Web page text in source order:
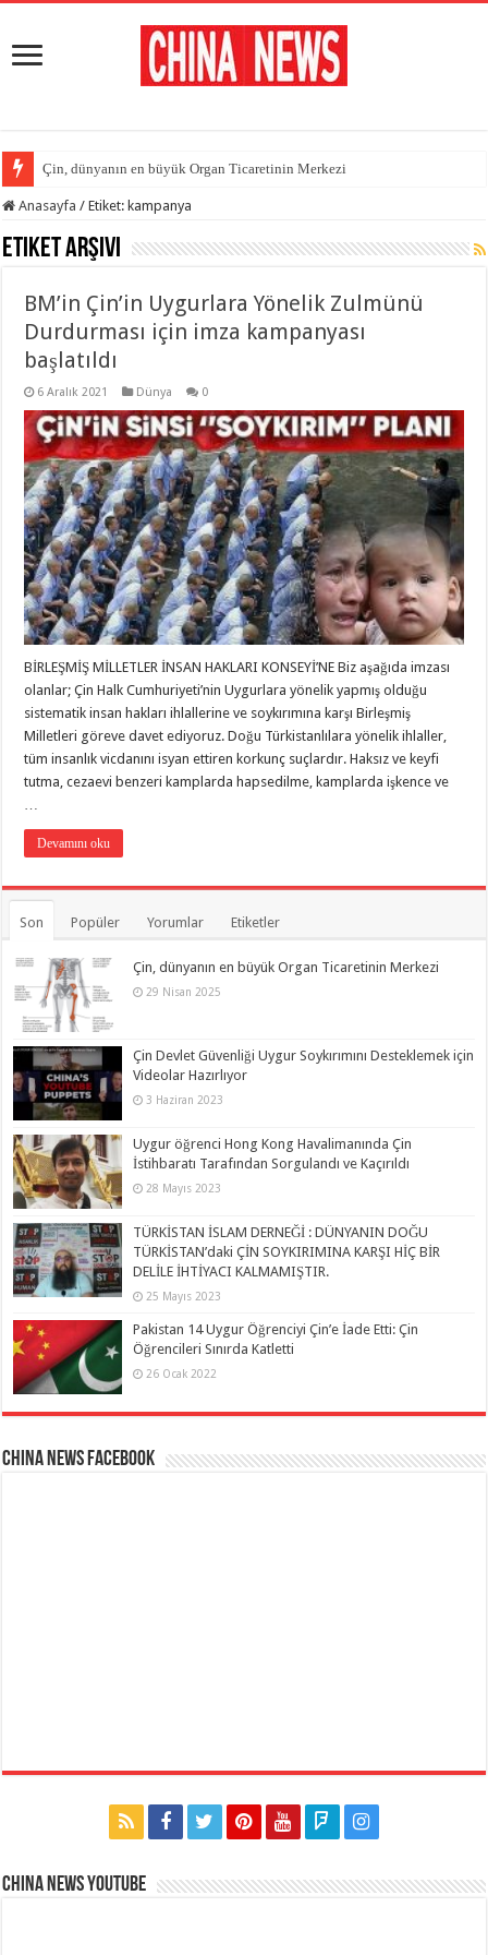
Çin, dünyanın en büyük Organ Ticaretinin Merkezi
Anasayfa / Etiket: kampanya
Etiket Arşivi
BM’in Çin’in Uygurlara Yönelik Zulmünü
Durdurması için imza kampanyası
başlatıldı
6 Aralık 2021 Dünya 0
BİRLEŞMİŞ MİLLETLER İNSAN HAKLARI KONSEYİ’NE Biz aşağıda imzası
olanlar; Çin Halk Cumhuriyeti’nin Uygurlara yönelik yapmış olduğu
sistematik insan hakları ihlallerine ve soykırımına karşı Birleşmiş
Milletleri göreve davet ediyoruz. Doğu Türkistanlılara yönelik ihlaller,
tüm insanlık vicdanını isyan ettiren korkunç suçlardır. Haksız ve keyfi
tutma, cezaevi benzeri kamplarda hapsedilme, kamplarda işkence ve
Devamını oku
Son Popüler Yorumlar Etiketler
Çin, dünyanın en büyük Organ Ticaretinin Merkezi
29 Nisan 2025
Çin Devlet Güvenliği Uygur Soykırımını Desteklemek için
Videolar Hazırlıyor
3 Haziran 2023
Uygur öğrenci Hong Kong Havalimanında Çin
İstihbaratı Tarafından Sorgulandı ve Kaçırıldı
28 Mayıs 2023
TÜRKİSTAN İSLAM DERNEĞİ : DÜNYANIN DOĞU
TÜRKİSTAN’daki ÇİN SOYKIRIMINA KARŞI HİÇ BİR
DELİLE İHTİYACI KALMAMIŞTIR.
25 Mayıs 2023
Pakistan 14 Uygur Öğrenciyi Çin’e İade Etti: Çin
Öğrencileri Sınırda Katletti
26 Ocak 2022
China News Facebook
China News Youtube